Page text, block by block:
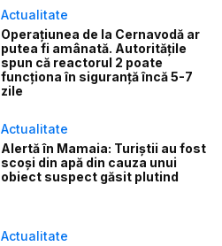
Actualitate
Operațiunea de la Cernavodă ar
putea fi amânată. Autoritățile
spun că reactorul 2 poate
funcționa în siguranță încă 5-7
zile
Actualitate
Alertă în Mamaia: Turiștii au fost
scoși din apă din cauza unui
obiect suspect găsit plutind
Actualitate